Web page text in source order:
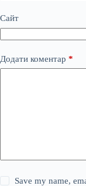
Сайт
Додати коментар *
Save my name,